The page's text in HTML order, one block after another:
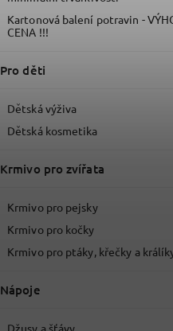
Kartonová balení potravin -
CENA !!!
Pro děti
Dětská výživa
Dětská kosmetika
Krmivo pro zvířata
Krmivo pro pejsky
Krmivo pro kočky
Krmivo pro ptáky, křečky a
Nápoje
Džusy a šťávy